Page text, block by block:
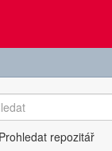
Prohledat repozitář